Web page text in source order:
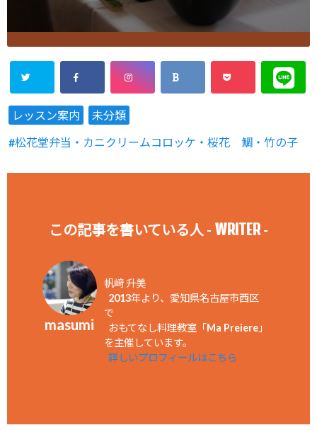
レッスン案内
未分類
松花堂弁当・カニクリームコロッケ・桜花 鯛・竹の子
この記事を書いている人 - WRITER-
masumi
帆﨑 升美
2013年より、愛知県名古屋市西区
で
おもてなし料理教室「Ma Preiere」
を主催しています。
詳しいプロフィールはこちら